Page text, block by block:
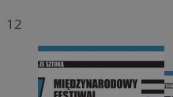
12